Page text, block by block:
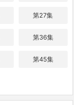
第27集
第36集
第45集